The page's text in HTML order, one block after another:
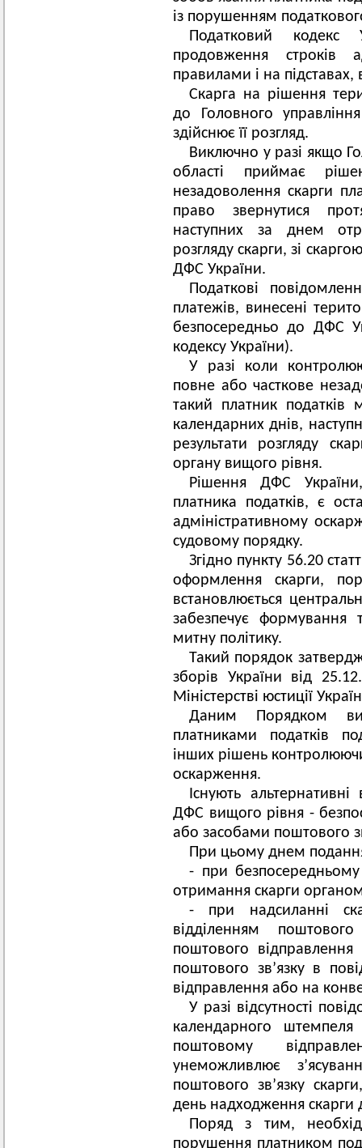
із порушенням
Податковий кодекс
продовження строків
правилами і на підставах,
Скарга на рішення
до Головного
здійснює її розгляд.
Виключно у разі якщо
області приймає
незадоволення скарги
право звернутися
наступних за днем
розгляду скарги, зі
ДФС України.
Податкові
платежів, винесені
безпосередньо до ДФС
кодексу України).
У разі коли
повне або часткове
такий платник податків
календарних днів,
результати розгляду
органу вищого рівня.
Рішення ДФС
платника податків, є
адміністративному
судовому порядку.
Згідно пункту 56.20
оформлення скарги,
встановлюється
забезпечує формування
митну політику.
Такий порядок
зборів України від
Міністерстві юстиції
Даним Порядком
платниками податків
інших рішень
оскарження.
Існують
ДФС вищого рівня -
або засобами поштового
При цьому днем
- при
отримання скарги
- при надсиланні
відділенням
поштового відправлення
поштового зв’язку в
відправлення або на
У разі відсутності
календарного штемпеля
поштовому
унеможливлює
поштового зв’язку
день надходження
Поряд з тим,
порушення платником